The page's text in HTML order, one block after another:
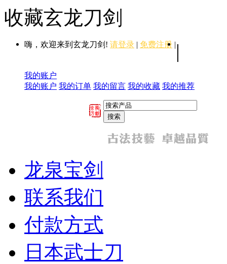
收藏玄龙刀剑
嗨，欢迎来到玄龙刀剑! 请登录 | 免费注册 | |
我的账户
我的账户 我的订单 我的留言 我的收藏 我的推荐
龙泉宝剑
联系我们
付款方式
日本武士刀